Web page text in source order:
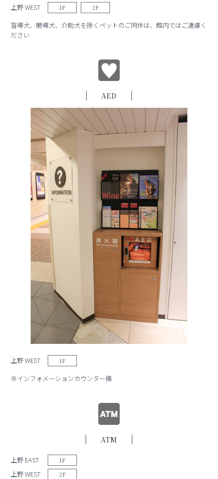
上野 WEST 1F 2F
盲導犬、聴導犬、介助犬を除くペットのご同伴は、館内ではご遠慮く
ださい
AED
上野 WEST 1F
※インフォメーションカウンター横
ATM
上野 EAST 1F
上野 WEST 2F